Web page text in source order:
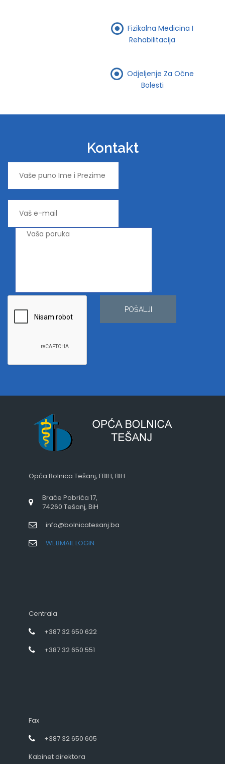
Fizikalna Medicina I
Rehabilitacija
Odjeljenje Za Očne
Bolesti
Kontakt
POŠALJI
Opća Bolnica Tešanj, FBIH, BIH
Braće Pobrića 17,
74260 Tešanj, BiH
info@bolnicatesanj.ba
WEBMAIL LOGIN
Centrala
+387 32 650 622
+387 32 650 551
Fax
+387 32 650 605
Kabinet direktora